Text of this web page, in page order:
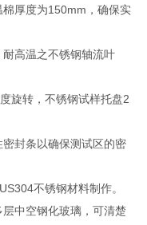
厚度为150mm，确保实
高温之不锈钢轴流叶
旋转，不锈钢试样托盘2
封条以确保测试区的密
不锈钢材料制作。
中空钢化玻璃，可清楚